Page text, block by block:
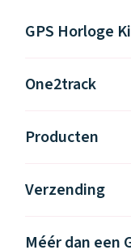
GPS Horloge
One2track
Producten
Verzending
Méér dan een